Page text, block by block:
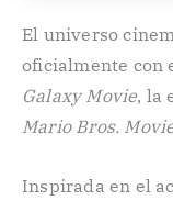
El universo
oficialmente con
Galaxy Movie, la
Mario Bros.
Inspirada en el